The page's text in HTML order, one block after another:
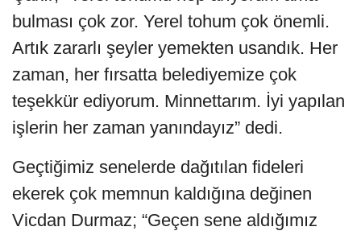
bulması çok zor. Yerel tohum çok önemli.
Artık zararlı şeyler yemekten usandık. Her
zaman, her fırsatta belediyemize çok
teşekkür ediyorum. Minnettarım. İyi yapılan
işlerin her zaman yanındayız” dedi.
Geçtiğimiz senelerde dağıtılan fideleri
ekerek çok memnun kaldığına değinen
Vicdan Durmaz; “Geçen sene aldığımız